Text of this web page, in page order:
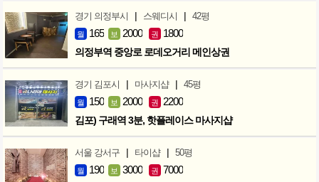
경기 의정부시 | 스웨디시 | 42평
월 165 보 2000 권 1800
의정부역 중앙로 로데오거리 메인상권
경기 김포시 | 마사지샵 | 45평
월 150 보 2000 권 2200
김포) 구래역 3분, 핫플레이스 마사지샵
서울 강서구 | 타이샵 | 50평
월 190 보 3000 권 7000